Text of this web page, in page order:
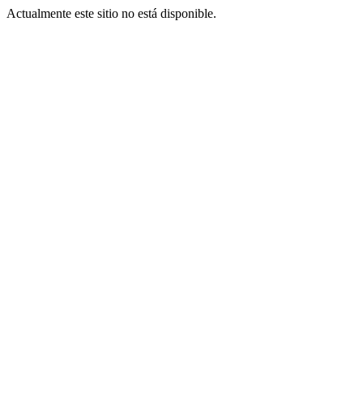
Actualmente este sitio no está disponible.